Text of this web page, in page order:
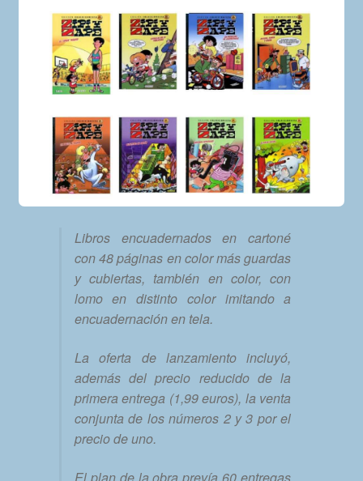
Libros encuadernados en cartoné
con 48 páginas en color más guardas
y cubiertas, también en color, con
lomo en distinto color imitando a
encuadernación en tela.
La oferta de lanzamiento incluyó,
además del precio reducido de la
primera entrega (1,99 euros), la venta
conjunta de los números 2 y 3 por el
precio de uno.
El plan de la obra prevía 60 entregas